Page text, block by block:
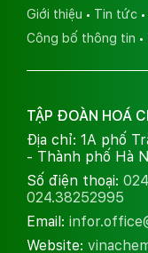
Giới thiệu Tin tức
Công bố thông tin
TẬP ĐOÀN HOÁ
Địa chỉ: 1A phố
- Thành phố Hà
Số điện thoại:
024.38252995
Email:
Website: